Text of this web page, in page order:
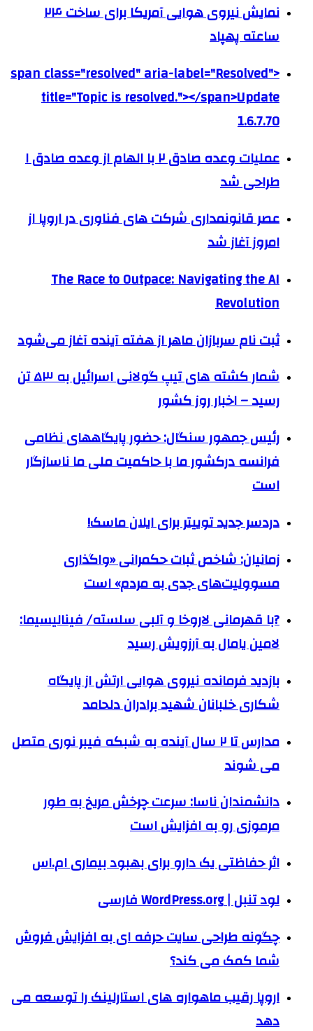
نمایش نیروی هوایی آمریکا برای ساخت ۲۴
ساعته پهپاد
<span class="resolved" aria-label="Resolved"
title="Topic is resolved."></span>Update
1.6.7.70
عملیات وعده صادق ۲ با الهام از وعده صادق ۱
طراحی شد
عصر قانونمداری شرکت های فناوری در اروپا از
امروز آغاز شد
The Race to Outpace: Navigating the AI
Revolution
ثبت نام سربازان ماهر از هفته آینده آغاز می‌شود
شمار کشته های تیپ گولانی اسرائیل به ۵۳ تن
رسید – اخبار روز کشور
رئیس جمهور سنگال: حضور پایگاههای نظامی
فرانسه درکشور ما با حاکمیت ملی ما ناسازگار
است
دردسر جدید توییتر برای ایلان ماسک!
زمانیان: شاخص ثبات حکمرانی «واگذاری
مسوولیت‌های جدی به مردم» است
?با قهرمانی لاروخا و آلبی سلسته/ فینالیسیما:
لامین یامال به آرزویش رسید
بازدید فرمانده نیروی هوایی ارتش از پایگاه
شکاری خلبانان شهید برادران دلحامد
مدارس تا ۲ سال آینده به شبکه فیبر نوری متصل
می شوند
دانشمندان ناسا: سرعت چرخش مریخ به طور
مرموزی رو به افزایش است
اثر حفاظتی یک دارو برای بهبود بیماری ام.اس
لود تنبل | WordPress.org فارسی
چگونه طراحی سایت حرفه ‌ای به افزایش فروش
شما کمک می‌ کند؟
اروپا رقیب ماهواره های استارلینک را توسعه می
دهد